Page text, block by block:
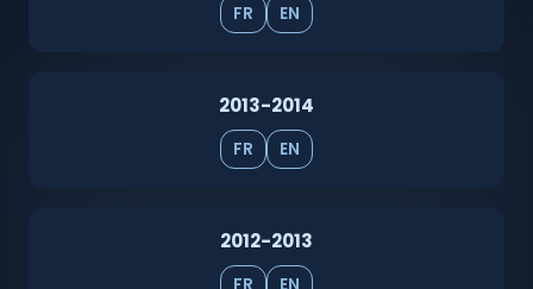
FR EN
2013-2014
FR EN
2012-2013
FR EN